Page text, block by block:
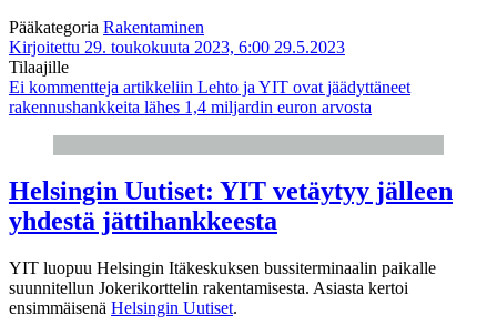
Pääkategoria Rakentaminen
Kirjoitettu 29. toukokuuta 2023, 6:00 29.5.2023
Tilaajille
Ei kommentteja artikkeliin Lehto ja YIT ovat jäädyttäneet
rakennushankkeita lähes 1,4 miljardin euron arvosta
Helsingin Uutiset: YIT vetäytyy jälleen
yhdestä jättihankkeesta
YIT luopuu Helsingin Itäkeskuksen bussiterminaalin paikalle
suunnitellun Jokerikorttelin rakentamisesta. Asiasta kertoi
ensimmäisenä Helsingin Uutiset.